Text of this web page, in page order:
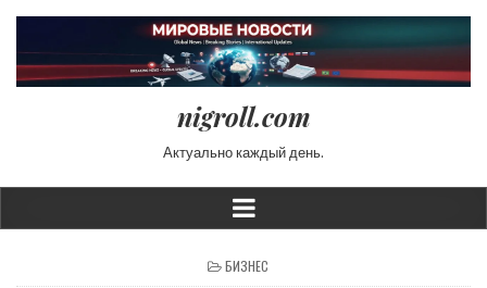
nigroll.com
Актуально каждый день.
POSTED IN
БИЗНЕС